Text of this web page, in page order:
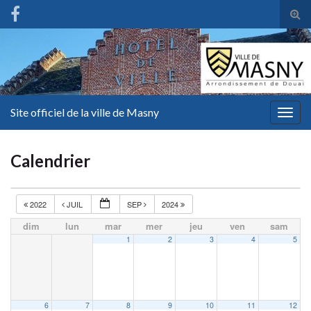
Site officiel de la ville de Masny
Calendrier
2022 JUIL SEP 2024
dim lun mar mer jeu ven sam
1 2 3 4 5
6 7 8 9 10 11 12